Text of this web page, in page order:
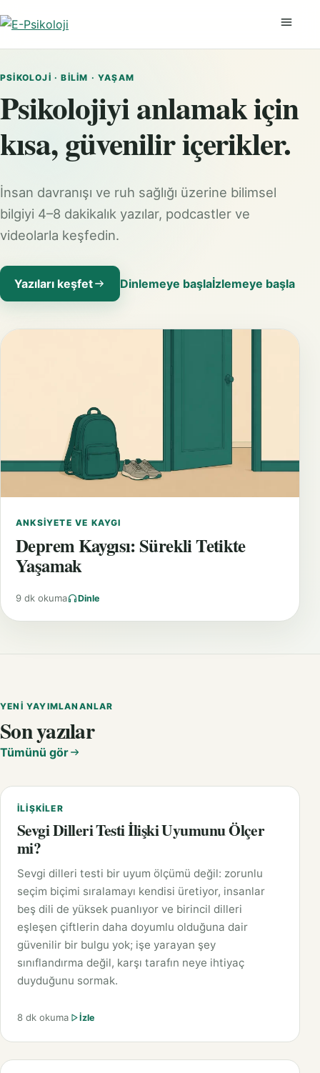
PSIKOLOJI · BILIM · YAŞAM
Psikolojiyi anlamak için
kısa, güvenilir içerikler.
İnsan davranışı ve ruh sağlığı üzerine bilimsel
bilgiyi 4–8 dakikalık yazılar, podcastler ve
videolarla keşfedin.
Yazıları keşfet Dinlemeye başlaİzlemeye başla
ANKSIYETE VE KAYGI
Deprem Kaygısı: Sürekli Tetikte
Yaşamak
9 dk okuma Dinle
YENI YAYIMLANANLAR
Son yazılar
Tümünü gör
İLIŞKILER
Sevgi Dilleri Testi İlişki Uyumunu Ölçer
mi?
Sevgi dilleri testi bir uyum ölçümü değil: zorunlu
seçim biçimi sıralamayı kendisi üretiyor, insanlar
beş dili de yüksek puanlıyor ve birincil dilleri
eşleşen çiftlerin daha doyumlu olduğuna dair
güvenilir bir bulgu yok; işe yarayan şey
sınıflandırma değil, karşı tarafın neye ihtiyaç
duyduğunu sormak.
8 dk okuma İzle